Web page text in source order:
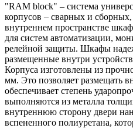
"RAM block" – система
корпусов – сварных и
внутреннем пространстве
для систем автоматизации,
релейной защиты. Шкафы
размещенные внутри
Корпуса изготовлены из
мм. Это позволяет размещать
обеспечивает степень
выполняются из металла
внутреннюю сторону двери
вспененного полиуретана,